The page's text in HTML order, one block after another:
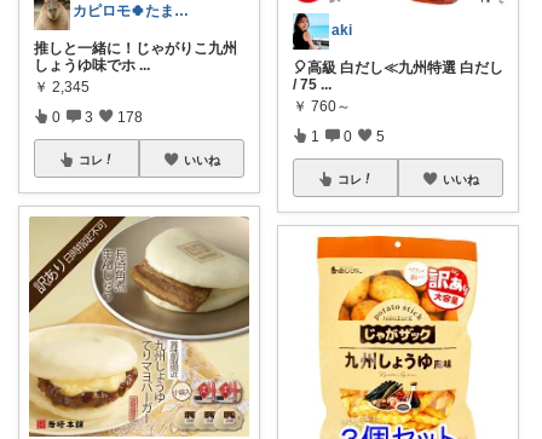
カピロモ🍀たまにくすっと笑えるーむ🐾
推しと一緒に！じゃがりこ九州
しょうゆ味でホ ...
￥ 2,345
0 3 178
コレ いいね
aki
🎈高級 白だし≪九州特選 白だし
/ 75 ...
￥ 760～
1 0 5
コレ いいね